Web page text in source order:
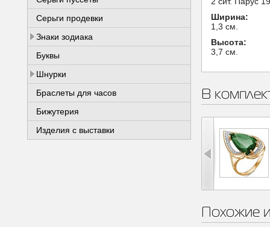
Серьги продевки
Знаки зодиака
Буквы
Шнурки
Браслеты для часов
Бижутерия
Изделия с выставки
Ширина:
1,3 см.
Высота:
3,7 см.
В
Похожие